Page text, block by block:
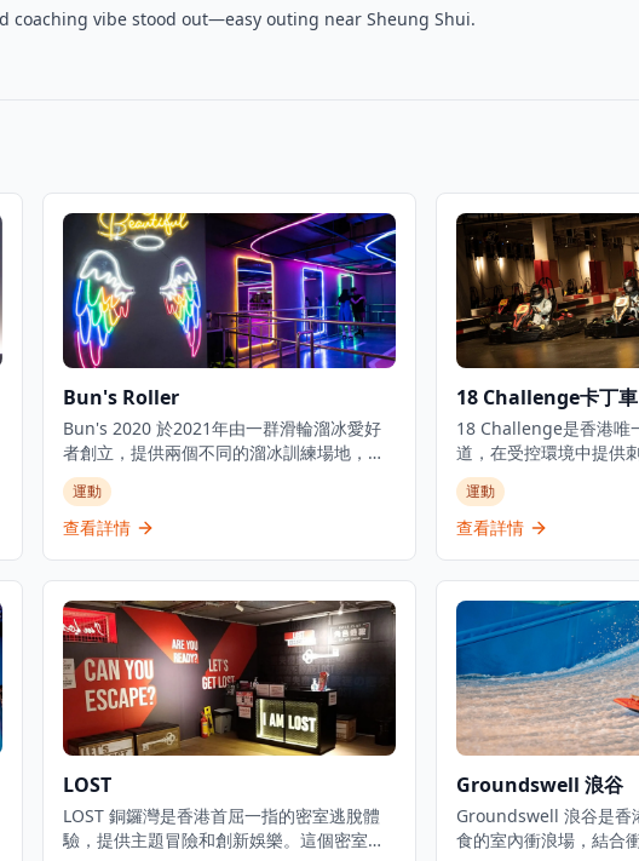
coaching vibe stood out—easy outing near Sheung Shui.
Bun's Roller
Bun's 2020 於2021年由一群滑輪溜冰愛好
者創立，提供兩個不同的溜冰訓練場地，適
合初學者和有經驗的滑輪愛好者。這個懷舊
滾軸溜冰場地重現了80年代的經典溜冰文
化，為香港人帶來充滿懷舊情懷的娛樂體
冰的新手，還是想要重溫童年回憶的資深愛
好者，都能在這裡找到適合的活動。場地提
供不同難度的溜冰課程，包括基礎技巧教
學、進階花式溜冰訓練，以及團體活動安
排。除了溜冰體驗外，場地還定期舉辦主題
派對和懷舊音樂夜，讓參與者在充滿復古氛
圍的環境中享受溜冰樂趣。Bun's Roller不
在、讓不同年齡層的人都能享受懷舊娛樂的
文化空間。
運動
查看詳情
18 Challenge卡丁車
18 Challenge是香港唯
道，在受控環境中提供
於何文田的這個頂級卡
賽車設施，配備計時系
地照顧不同年齡層，設
還提供漂移卡丁車以增
有賽車時段，週末和公
驗由港幣100元起。場
施，使其成為家庭和賽
目的地。
運動
查看詳情
LOST
LOST 銅鑼灣是香港首屈一指的密室逃脫體
驗，提供主題冒險和創新娛樂。這個密室遊
Groundswell 浪谷
Groundswell 浪谷是香
食的室內衝浪場，結合